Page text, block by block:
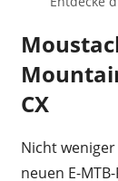
CX
Nicht
neuen E-